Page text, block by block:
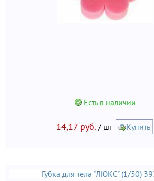
Есть в наличии
14,17 руб. / шт Купить
Губка для тела "ЛЮКС" (1/50)